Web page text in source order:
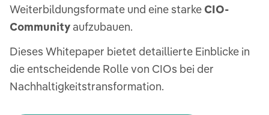
Weiterbildungsformate und eine starke CIO-
Community aufzubauen.
Dieses Whitepaper bietet detaillierte Einblicke in
die entscheidende Rolle von CIOs bei der
Nachhaltigkeitstransformation.